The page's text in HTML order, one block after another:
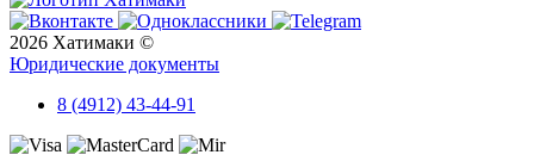
2026 Хатимаки ©
Юридические документы
8 (4912) 43-44-91